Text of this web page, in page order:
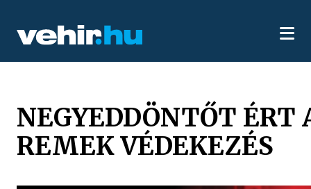
NEGYEDDÖNTŐT ÉRT
REMEK VÉDEKEZÉS